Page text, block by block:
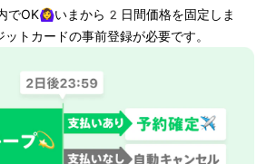
でOK🙆‍♀️いまから 2 日間価格を固定しま
トカードの事前登録が必要です。